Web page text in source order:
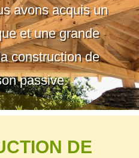
avons acquis un
et une grande
construction de
passive.
DE